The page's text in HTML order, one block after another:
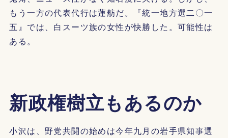
もう一方の代表代行は蓮舫だ。『統一地方選二〇一
五』では、白スーツ族の女性が快勝した。可能性は
ある。
新政権樹立もあるのか
小沢は、野党共闘の始めは今年九月の岩手県知事選